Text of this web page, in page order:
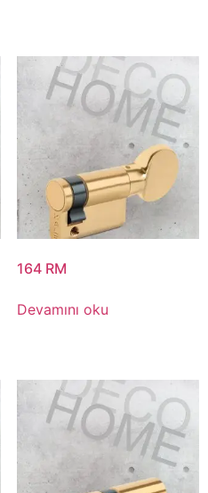
164 RM
Devamını oku